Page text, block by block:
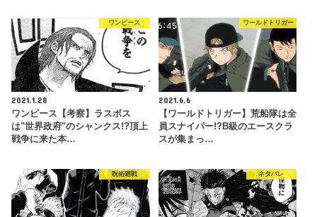
ワンピース
2021.1.28
ワンピース【考察】ラスボス
は"世界政府"のシャンクス!?頂上
戦争に来た本…
ワールドトリガー
2021.6.6
【ワールドトリガー】荒船隊は全
員スナイパー!?B級のエースクラ
スが集まっ…
呪術廻戦 ネタバレ